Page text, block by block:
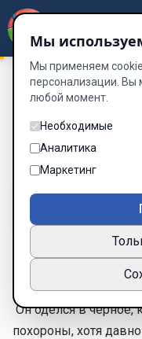
Город который ошибся
Город
Глава 1 из 3
Утро началось с
погодой.
Он оделся в чёрное,
похороны, хотя
Мы
Мы применяем
персонализации. Вы
любой момент.
Необходимые
Аналитика
Маркетинг